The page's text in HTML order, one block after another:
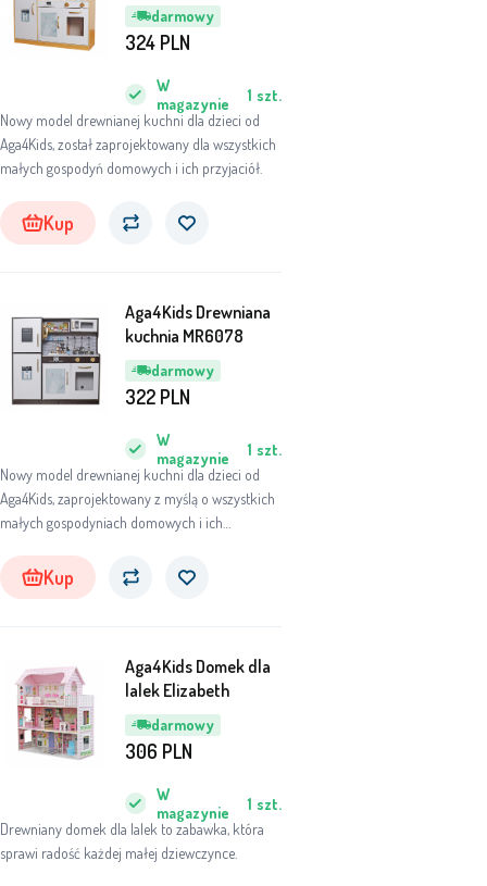
darmowy
KUCHNIA DLA DZIECI
MR6151
Nowy model drewnianej kuchni dla dzieci od
Aga4Kids, został zaprojektowany dla wszystkich
małych gospodyń domowych i ich przyjaciół.
W
magazynie
1 szt.
324 PLN
Kup
darmowy
Aga4Kids Drewniana
kuchnia MR6078
Nowy model drewnianej kuchni dla dzieci od
Aga4Kids, zaprojektowany z myślą o wszystkich
małych gospodyniach domowych i ich
W
magazynie
1 szt.
322 PLN
Kup
darmowy
Aga4Kids Domek dla
lalek Elizabeth
Drewniany domek dla lalek to zabawka, która
sprawi radość każdej małej dziewczynce.
W
magazynie
1 szt.
306 PLN